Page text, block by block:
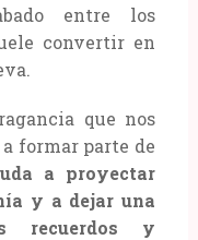
entre los
convertir en
que nos
a formar parte de
a proyectar
y a dejar una
recuerdos y